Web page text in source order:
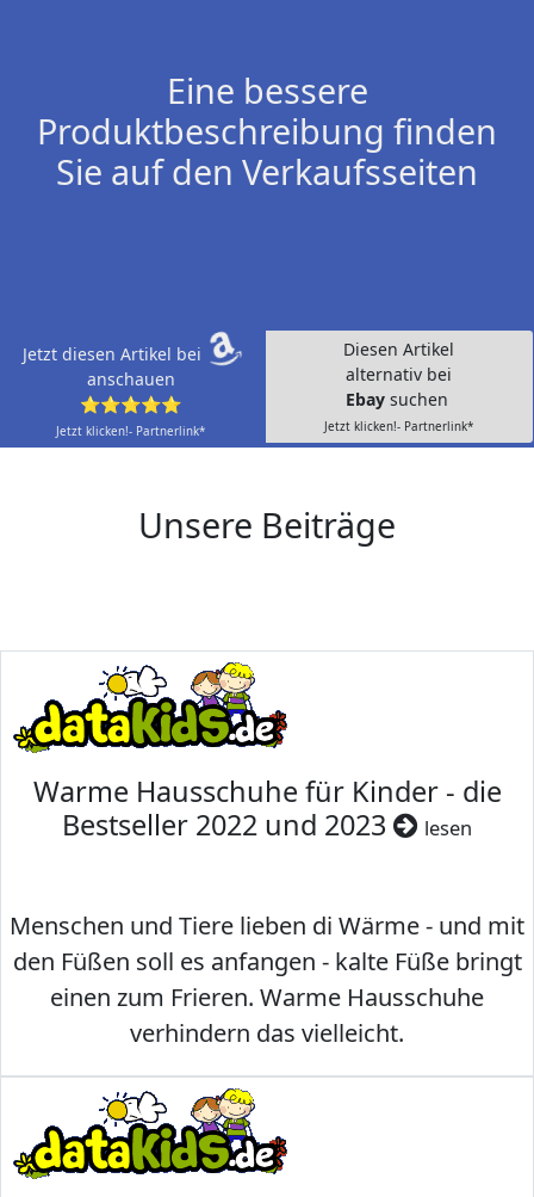
Eine bessere
Produktbeschreibung finden
Sie auf den Verkaufsseiten
Jetzt diesen Artikel bei
anschauen
⭐⭐⭐⭐⭐
Jetzt klicken!- Partnerlink*
Diesen Artikel
alternativ bei
Ebay suchen
Jetzt klicken!- Partnerlink*
Unsere Beiträge
Warme Hausschuhe für Kinder - die
Bestseller 2022 und 2023
lesen
Menschen und Tiere lieben di Wärme - und mit
den Füßen soll es anfangen - kalte Füße bringt
einen zum Frieren. Warme Hausschuhe
verhindern das vielleicht.